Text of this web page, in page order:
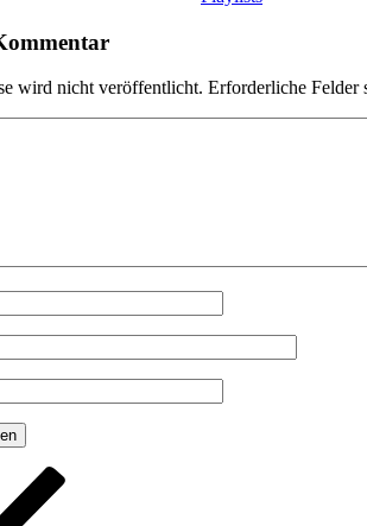
wird nicht veröffentlicht. Erforderliche Felder